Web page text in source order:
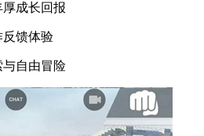
成长回报
反馈体验
自由冒险